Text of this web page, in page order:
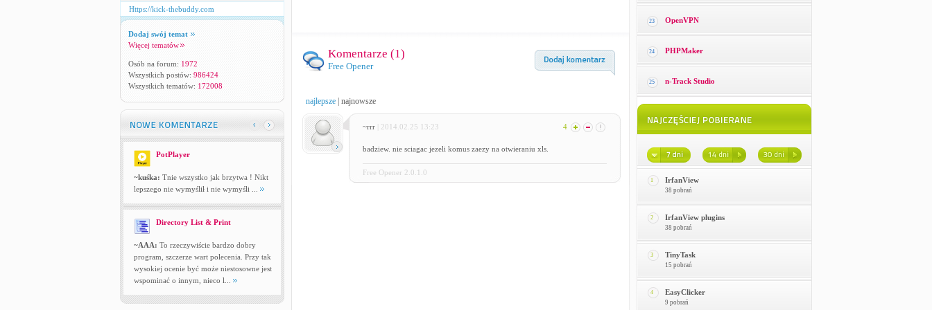
Https://kick-thebuddy.com
Dodaj swój temat
Więcej tematów
Osób na forum: 1972
Wszystkich postów: 986424
Wszystkich tematów: 172008
PotPlayer
~kuśka: Tnie wszystko jak brzytwa ! Nikt
lepszego nie wymyślił i nie wymyśli ...
Directory List & Print
~AAA: To rzeczywiście bardzo dobry
program, szczerze wart polecenia. Przy tak
wysokiej ocenie być może niestosowne jest
wspominać o innym, nieco l...
Komentarze (1)
Free Opener
najlepsze| najnowsze
~rrr | 2014.02.25 13:23 4
badziew. nie sciagac jezeli komus zaezy na otwieraniu xls.
Free Opener 2.0.1.0
23 OpenVPN
24 PHPMaker
25 n-Track Studio
1 IrfanView
38 pobrań
2 IrfanView plugins
38 pobrań
3 TinyTask
15 pobrań
4 EasyClicker
9 pobrań